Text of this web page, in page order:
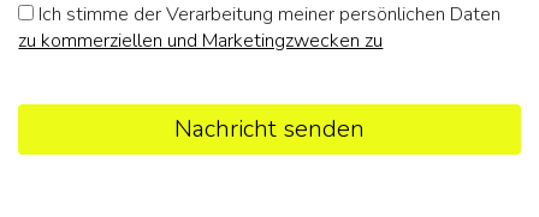
Ich stimme der Verarbeitung meiner persönlichen Daten
zu kommerziellen und Marketingzwecken zu
Nachricht senden